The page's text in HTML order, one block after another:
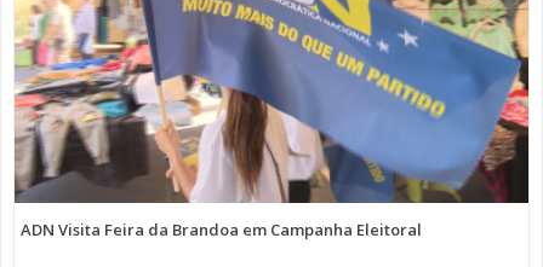
ADN Visita Feira da Brandoa em Campanha Eleitoral